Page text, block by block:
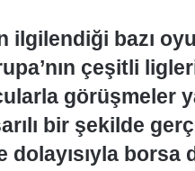
ilgilendiği bazı
çeşitli
görüşmeler
bir şekilde
dolayısıyla borsa